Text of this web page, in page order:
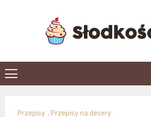
Przepisy , Przepisy na desery